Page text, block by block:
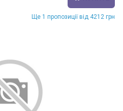
Ще 1 пропозиції від 4212 грн